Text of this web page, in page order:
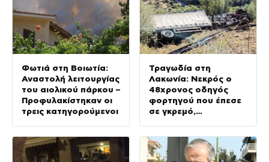
Φωτιά στη Βοιωτία:
Αναστολή λειτουργίας
του αιολικού πάρκου –
Προφυλακίστηκαν οι
τρεις κατηγορούμενοι
Τραγωδία στη
Λακωνία: Νεκρός ο
48χρονος οδηγός
φορτηγού που έπεσε
σε γκρεμό,